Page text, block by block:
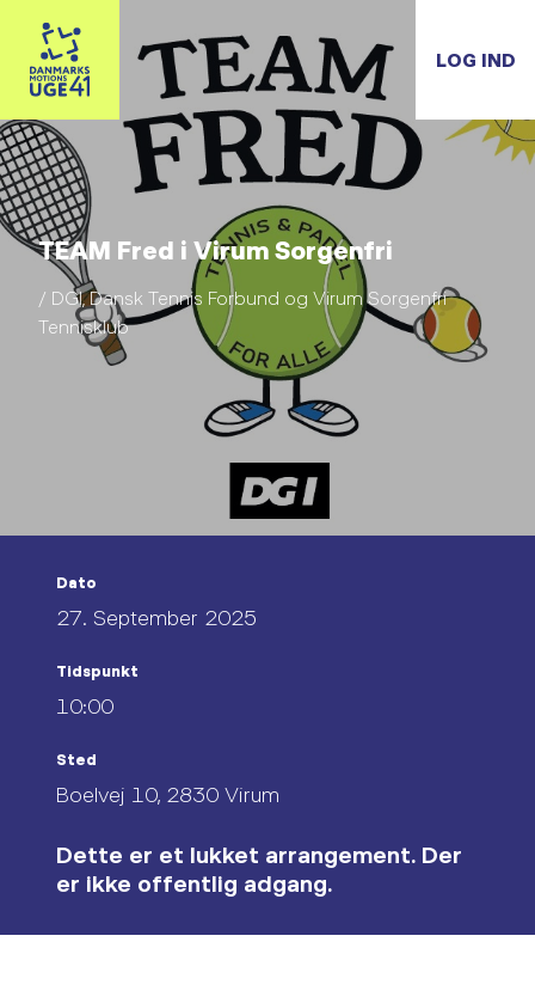
LOG IND
TEAM Fred i Virum Sorgenfri
/ DGI, Dansk Tennis Forbund og Virum Sorgenfri
Tennisklub
Dato
27. September 2025
Tidspunkt
10:00
Sted
Boelvej 10, 2830 Virum
Dette er et lukket arrangement. Der
er ikke offentlig adgang.